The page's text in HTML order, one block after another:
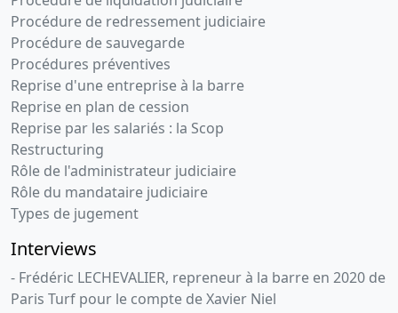
Procédure de redressement judiciaire
Procédure de sauvegarde
Procédures préventives
Reprise d'une entreprise à la barre
Reprise en plan de cession
Reprise par les salariés : la Scop
Restructuring
Rôle de l'administrateur judiciaire
Rôle du mandataire judiciaire
Types de jugement
Interviews
- Frédéric LECHEVALIER, repreneur à la barre en 2020 de
Paris Turf pour le compte de Xavier Niel